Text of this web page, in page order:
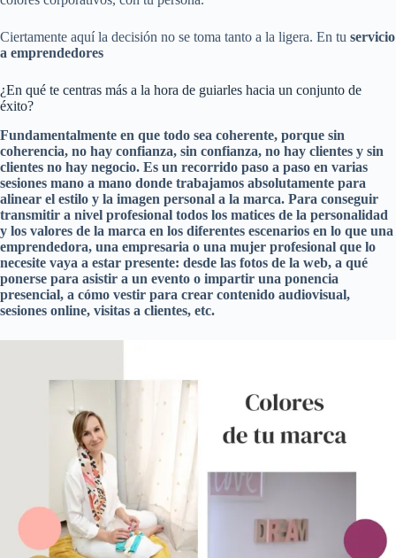
Ciertamente aquí la decisión no se toma tanto a la ligera. En tu servicio
a emprendedores
¿En qué te centras más a la hora de guiarles hacia un conjunto de
éxito?
Fundamentalmente en que todo sea coherente, porque sin
coherencia, no hay confianza, sin confianza, no hay clientes y sin
clientes no hay negocio. Es un recorrido paso a paso en varias
sesiones mano a mano donde trabajamos absolutamente para
alinear el estilo y la imagen personal a la marca. Para conseguir
transmitir a nivel profesional todos los matices de la personalidad
y los valores de la marca en los diferentes escenarios en lo que una
emprendedora, una empresaria o una mujer profesional que lo
necesite vaya a estar presente: desde las fotos de la web, a qué
ponerse para asistir a un evento o impartir una ponencia
presencial, a cómo vestir para crear contenido audiovisual,
sesiones online, visitas a clientes, etc.